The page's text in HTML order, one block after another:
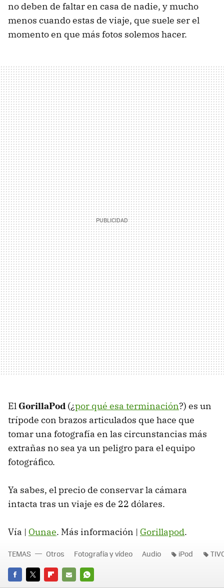
no deben de faltar en casa de nadie, y mucho
menos cuando estas de viaje, que suele ser el
momento en que más fotos solemos hacer.
El GorillaPod (¿por qué esa terminación?) es un
trípode con brazos articulados que hace que
tomar una fotografía en las circunstancias más
extrañas no sea ya un peligro para el equipo
fotográfico.
Ya sabes, el precio de conservar la cámara
intacta tras un viaje es de 22 dólares.
Vía | Ounae. Más información | Gorillapod.
TEMAS Otros Fotografía y vídeo Audio iPod